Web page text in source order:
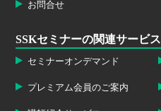
お問合せ
SSKセミナーの関連サービス
セミナーオンデマンド
プレミアム会員のご案内